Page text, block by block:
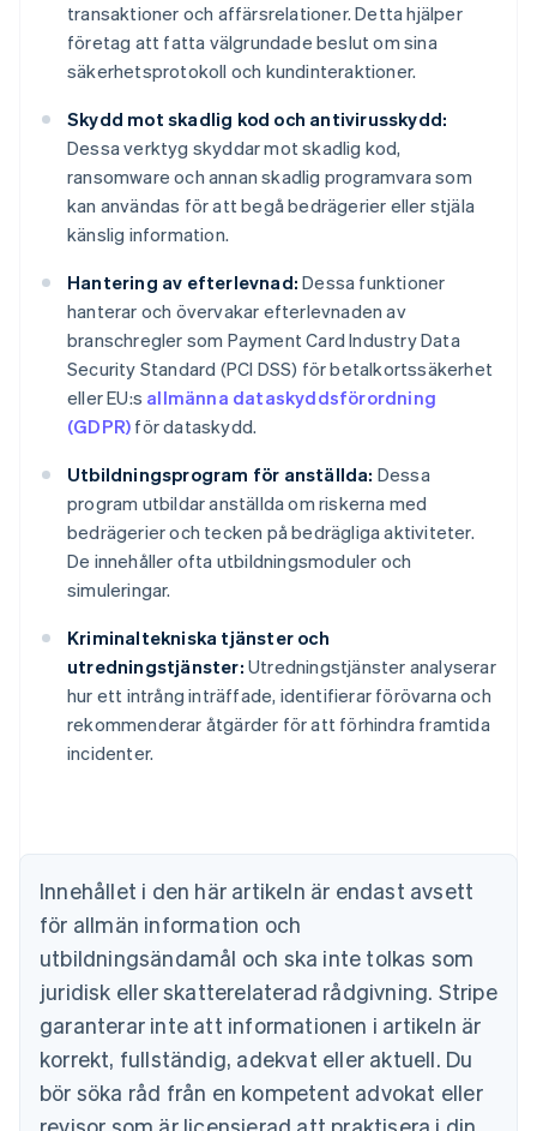
transaktioner och affärsrelationer. Detta hjälper
företag att fatta välgrundade beslut om sina
säkerhetsprotokoll och kundinteraktioner.
Skydd mot skadlig kod och antivirusskydd:
Dessa verktyg skyddar mot skadlig kod,
ransomware och annan skadlig programvara som
kan användas för att begå bedrägerier eller stjäla
känslig information.
Hantering av efterlevnad: Dessa funktioner
hanterar och övervakar efterlevnaden av
branschregler som Payment Card Industry Data
Security Standard (PCI DSS) för betalkortssäkerhet
eller EU:s allmänna dataskyddsförordning
(GDPR) för dataskydd.
Utbildningsprogram för anställda: Dessa
program utbildar anställda om riskerna med
bedrägerier och tecken på bedrägliga aktiviteter.
De innehåller ofta utbildningsmoduler och
simuleringar.
Kriminaltekniska tjänster och
utredningstjänster: Utredningstjänster analyserar
hur ett intrång inträffade, identifierar förövarna och
rekommenderar åtgärder för att förhindra framtida
incidenter.
Innehållet i den här artikeln är endast avsett
för allmän information och
utbildningsändamål och ska inte tolkas som
juridisk eller skatterelaterad rådgivning. Stripe
garanterar inte att informationen i artikeln är
korrekt, fullständig, adekvat eller aktuell. Du
bör söka råd från en kompetent advokat eller
Australien
English
Belgien
NederlandsFrançais DeutschEnglish
Brasilien
PortuguêsEnglish
Danmark
Estland
English
Fastlandskina
简体中文English
Finland
EnglishSvenska
Frankrike
Français English